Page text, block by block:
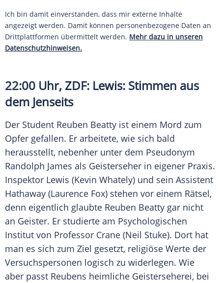
Ich bin damit einverstanden, dass mir externe Inhalte
angezeigt werden. Damit können personenbezogene Daten an
Drittplattformen übermittelt werden. Mehr dazu in unseren
Datenschutzhinweisen.
22:00 Uhr, ZDF: Lewis: Stimmen aus
dem Jenseits
Der Student Reuben Beatty ist einem Mord zum
Opfer gefallen. Er arbeitete, wie sich bald
herausstellt, nebenher unter dem Pseudonym
Randolph James als Geisterseher in eigener Praxis.
Inspektor Lewis (Kevin Whately) und sein Assistent
Hathaway (Laurence Fox) stehen vor einem Rätsel,
denn eigentlich glaubte Reuben Beatty gar nicht
an Geister. Er studierte am Psychologischen
Institut von Professor Crane (Neil Stuke). Dort hat
man es sich zum Ziel gesetzt, religiöse Werte der
Versuchspersonen logisch zu widerlegen. Wie
aber passt Reubens heimliche Geisterseherei, bei